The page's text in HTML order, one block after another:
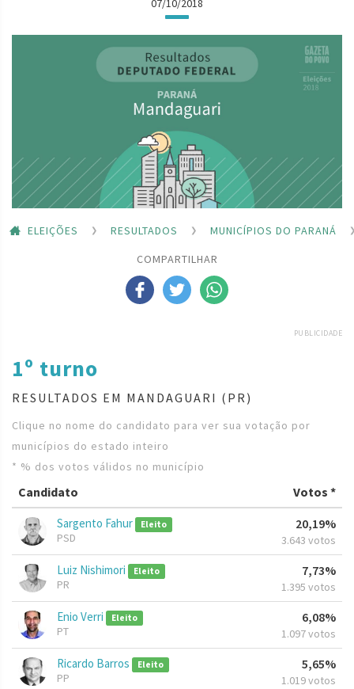
07/10/2018
ELEIÇÕES RESULTADOS
MUNICÍPIOS DO PARANÁ
COMPARTILHAR
PUBLICIDADE
1º turno
RESULTADOS EM MANDAGUARI (PR)
Clique no nome do candidato para ver sua votação por
municípios do estado inteiro
* % dos votos válidos no município
Candidato Votos *
Sargento Fahur Eleito
PSD
20,19%
3.643 votos
Luiz Nishimori Eleito
PR
7,73%
1.395 votos
Enio Verri Eleito
PT
6,08%
1.097 votos
Ricardo Barros Eleito
PP
5,65%
1.019 votos